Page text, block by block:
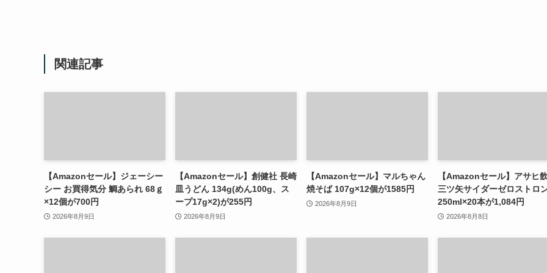
関連記事
【Amazonセール】ジェーシー
シー お買得気分 鯛あられ 68ｇ
×12個が700円
2026年8月9日
【Amazonセール】創健社 長崎
皿うどん 134g(めん100g、ス
ープ17g×2)が255円
2026年8月9日
【Amazonセール】マルちゃん
焼そば 107g×12個が1585円
2026年8月9日
【Amazonセール】アサヒ
三ツ矢サイダーゼロストロ
250ml×20本が1,084円
2026年8月8日